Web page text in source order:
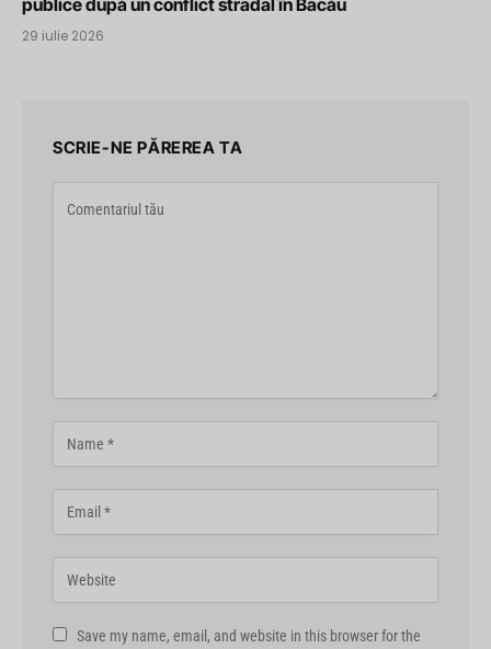
publice după un conflict stradal în Bacău
29 iulie 2026
SCRIE-NE PĂREREA TA
Save my name, email, and website in this browser for the